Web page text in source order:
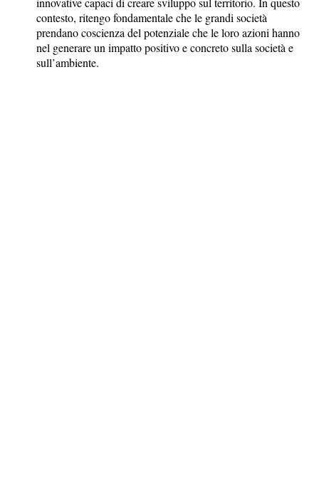
contesto, ritengo fondamentale che le grandi società
prendano coscienza del potenziale che le loro azioni hanno
nel generare un impatto positivo e concreto sulla società e
sull’ambiente.